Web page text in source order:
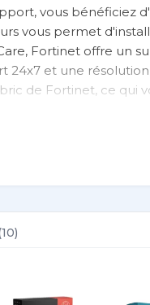
vous bénéficiez
vous permet
Fortinet offre un
24x7 et une
de Fortinet, ce
besoins.